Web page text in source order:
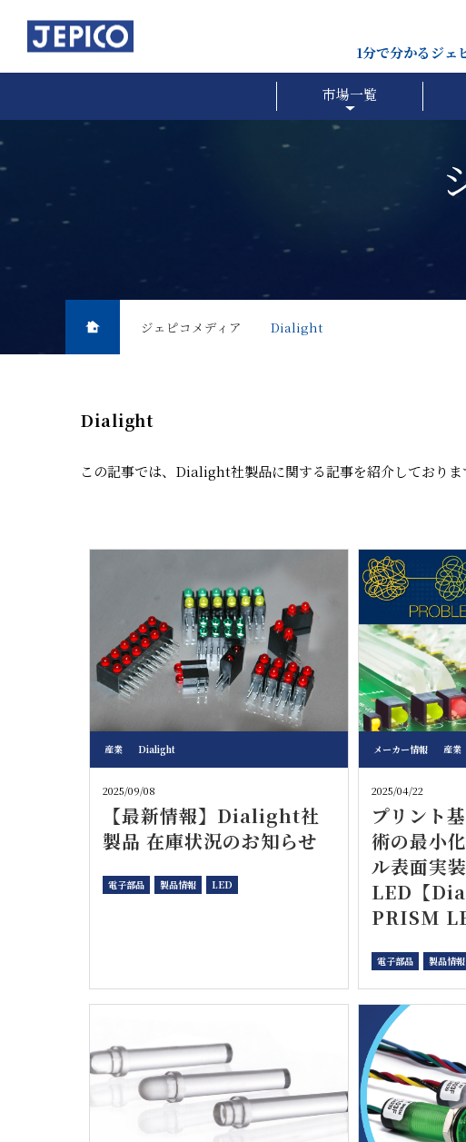
1分で分かるジェ
市場一覧
ジェピコメディア Dialight
Dialight
この記事では、Dialight社製品に関する記事を紹介しておりま
産業 Dialight
2025/09/08
【最新情報】Dialight社
製品 在庫状況のお知らせ
電子部品 製品情報 LED
メーカー情報 産業
2025/04/22
プリント
術の最小
ル表面実装
LED【
PRISM
電子部品 製品情報